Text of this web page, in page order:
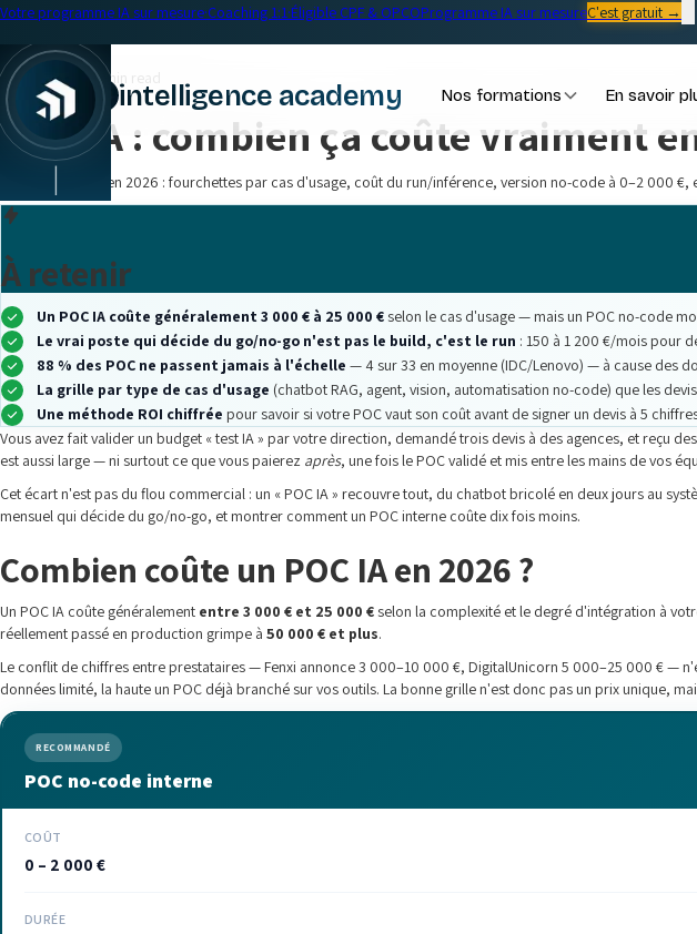
|
Votre programme IA sur mesure·Coaching 1:1·Éligible CPF & OPCOProgramme IA sur mesureC'est gratuit →
intelligence academy Nos formations En savoir
← Blog
Formation IA
•17 min read
POC IA : combien ça coûte vraiment
Prix d'un POC IA en 2026 : fourchettes par cas d'usage, coût du run/inférence, version no-code à 0–2 000
À retenir
Un POC IA coûte généralement 3 000 € à 25 000 €selon le cas d'usage — mais un POC no-code
Le vrai poste qui décide du go/no-go n'est pas le build, c'est le run : 150 à 1 200 €/mois pour
88 % des POC ne passent jamais à l'échelle — 4 sur 33 en moyenne (IDC/Lenovo) — à cause des
La grille par type de cas d'usage (chatbot RAG, agent, vision, automatisation no-code) que les
Une méthode ROI chiffrée pour savoir si votre POC vaut son coût avant de signer un devis à 5
Vous avez fait valider un budget « test IA » par votre direction, demandé trois devis à des agences, et reçu
est aussi large — ni surtout ce que vous paierez après, une fois le POC validé et mis entre les mains de vos
Cet écart n'est pas du flou commercial : un « POC IA » recouvre tout, du chatbot bricolé en deux jours au
mensuel qui décide du go/no-go, et montrer comment un POC interne coûte dix fois moins.
Combien coûte un POC IA en 2026 ?
Un POC IA coûte généralement entre 3 000 € et 25 000 €selon la complexité et le degré d'intégration à
réellement passé en production grimpe à 50 000 € et plus.
Le conflit de chiffres entre prestataires — Fenxi annonce 3 000–10 000 €, DigitalUnicorn 5 000–25 000 € —
données limité, la haute un POC déjà branché sur vos outils. La bonne grille n'est donc pas un prix unique,
RECOMMANDÉ
POC no-code interne
COÛT
0 – 2 000 €
DURÉE